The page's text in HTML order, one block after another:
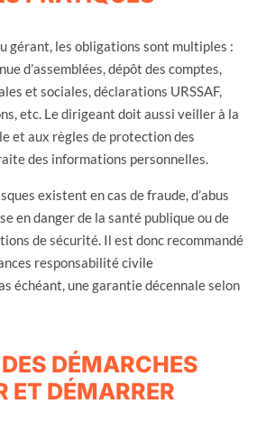
gérant, les obligations sont multiples :
d’assemblées, dépôt des comptes,
et sociales, déclarations URSSAF,
etc. Le dirigeant doit aussi veiller à la
et aux règles de protection des
des informations personnelles.
existent en cas de fraude, d’abus
en danger de la santé publique ou de
de sécurité. Il est donc recommandé
responsabilité civile
échéant, une garantie décennale selon
DÉMARCHES
ET DÉMARRER